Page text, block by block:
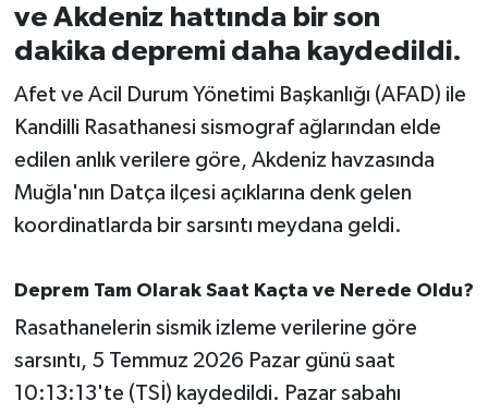
ve Akdeniz hattında bir son
dakika depremi daha kaydedildi.
Afet ve Acil Durum Yönetimi Başkanlığı (AFAD) ile
Kandilli Rasathanesi sismograf ağlarından elde
edilen anlık verilere göre, Akdeniz havzasında
Muğla'nın Datça ilçesi açıklarına denk gelen
koordinatlarda bir sarsıntı meydana geldi.
Deprem Tam Olarak Saat Kaçta ve Nerede Oldu?
Rasathanelerin sismik izleme verilerine göre
sarsıntı, 5 Temmuz 2026 Pazar günü saat
10:13:13'te (TSİ) kaydedildi. Pazar sabahı
Gönen
İvrindi
Kepsut
KÜLTÜR-SANAT
MANŞET